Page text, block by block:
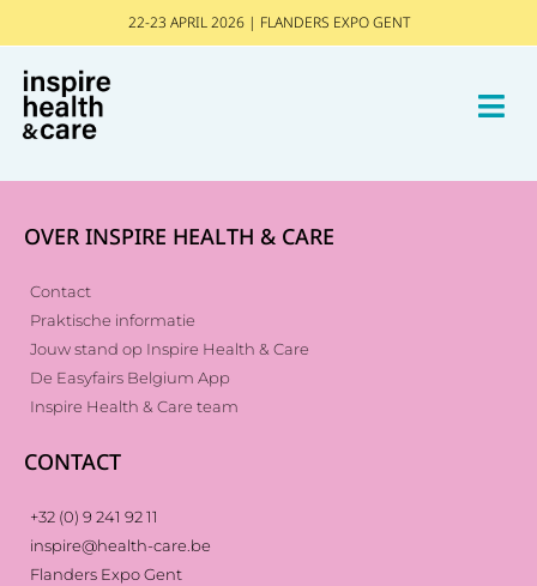
22-23 APRIL 2026 | FLANDERS EXPO GENT
OVER INSPIRE HEALTH & CARE
Contact
Praktische informatie
Jouw stand op Inspire Health & Care
De Easyfairs Belgium App
Inspire Health & Care team
CONTACT
+32 (0) 9 241 92 11
inspire@health-care.be
Flanders Expo Gent